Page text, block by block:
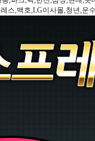
스,백호,LG이사몰,청년,운